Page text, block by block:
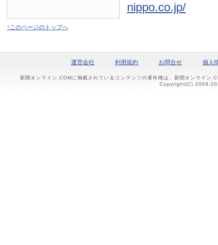
nippo.co.jp/
↑このページのトップへ
運営会社 利用規約 お問合せ 個人
新聞オンライン.COMに掲載されているコンテンツの著作権は、新聞オンライン
Copyright(C) 2009-